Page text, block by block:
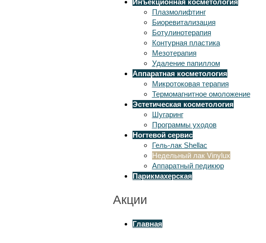
Инъекционная косметология
Плазмолифтинг
Биоревитализация
Ботулинотерапия
Контурная пластика
Мезотерапия
Удаление папиллом
Аппаратная косметология
Микротоковая терапия
Термомагнитное омоложение
Эстетическая косметология
Шугаринг
Программы уходов
Ногтевой сервис
Гель-лак Shellac
Недельный лак Vinylux
Аппаратный педикюр
Парикмахерская
Акции
Главная